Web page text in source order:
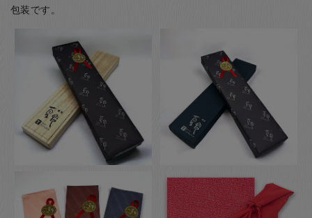
包装です。